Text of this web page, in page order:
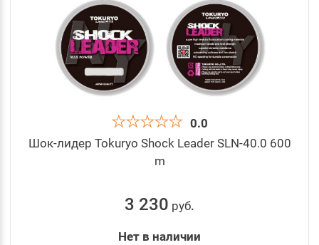
0.0
Шок-лидер Tokuryo Shock Leader SLN-40.0 600
m
3 230 руб.
Нет в наличии